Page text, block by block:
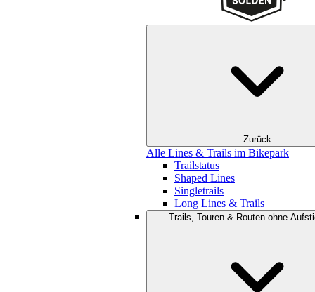
Zurück
Alle Lines & Trails im Bikepark
Trailstatus
Shaped Lines
Singletrails
Long Lines & Trails
Trails, Touren & Routen ohne